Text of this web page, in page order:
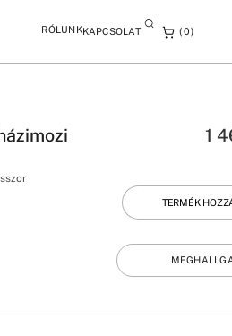
RÓLUNKKAPCSOLAT
0
1
TERMÉK